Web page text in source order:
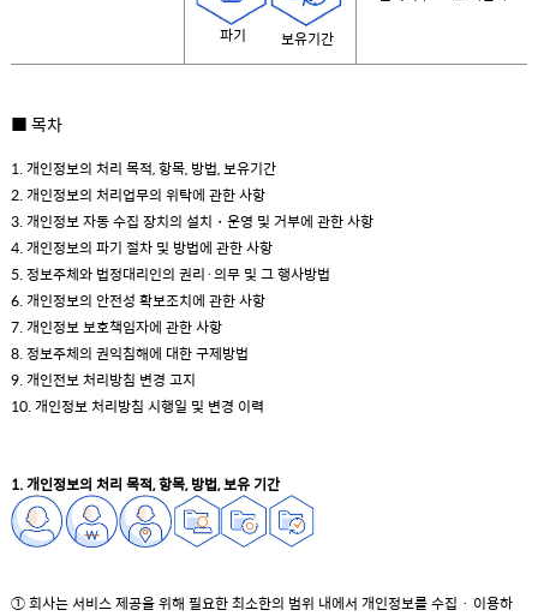
파기 보유기간
■ 목차
1. 개인정보의 처리 목적, 항목, 방법, 보유기간
2. 개인정보의 처리업무의 위탁에 관한 사항
3. 개인정보 자동 수집 장치의 설치・운영 및 거부에 관한 사항
4. 개인정보의 파기 절차 및 방법에 관한 사항
5. 정보주체와 법정대리인의 권리·의무 및 그 행사방법
6. 개인정보의 안전성 확보조치에 관한 사항
7. 개인정보 보호책임자에 관한 사항
8. 정보주체의 권익침해에 대한 구제방법
9. 개인전보 처리방침 변경 고지
10. 개인정보 처리방침 시행일 및 변경 이력
1. 개인정보의 처리 목적, 항목, 방법, 보유 기간
① 회사는 서비스 제공을 위해 필요한 최소한의 범위 내에서 개인정보를 수집 · 이용하